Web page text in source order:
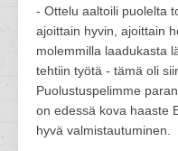
- Ottelu aaltoili puolelta
ajoittain hyvin, ajoittain
molemmilla laadukasta
tehtiin työtä - tämä oli
Puolustuspelimme
on edessä kova haaste
hyvä valmistautuminen.